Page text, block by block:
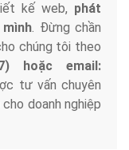
kế web, phát
. Đừng chần
chúng tôi theo
hoặc email:
tư vấn chuyên
doanh nghiệp